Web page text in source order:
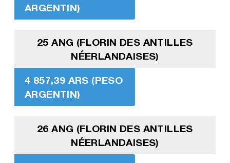
ARGENTIN)
25 ANG (FLORIN DES ANTILLES
NÉERLANDAISES)
4 857,39 ARS (PESO
ARGENTIN)
26 ANG (FLORIN DES ANTILLES
NÉERLANDAISES)